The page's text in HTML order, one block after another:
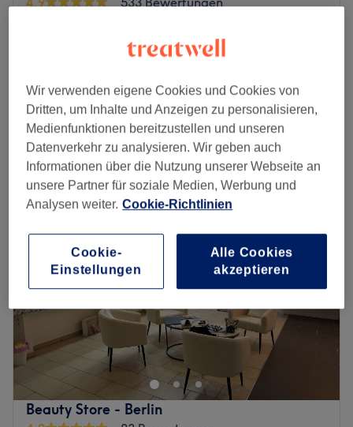
Gesichtsbehandlung - Aquafacial
Aquafacial & Microneedling
1 Std.
139 €
Schnellansicht Saloninfos
Montag 10:00–20:00
Dienstag
10:00– 20:00
Mittwoch
Freitag
10:00–19:00
Samstag
10:00–16:00
Sonntag
Aufgepasst, ein echter Geheimtipp ist das Kosmetikstudio
Kireva Kosmetik in Schöneberg. Nach einer individuellen
Beratung kannst du zwischen verschiedenen pflegenden
Gesichtsbehandlungen wählen. Garantiert wirst du
Kireva nicht ohne einen tollen Glow verlassen.
Beauty Store - Berlin
Wir verwenden eigene Cookies und Cookies von
Dritten, um Inhalte und Anzeigen zu personalisieren,
Medienfunktionen bereitzustellen und unseren
Datenverkehr zu analysieren. Wir geben auch
Informationen über die Nutzung unserer Webseite an
unsere Partner für soziale Medien, Werbung und
Analysen weiter. Cookie-Richtlinien
Cookie-
Einstellungen
Alle Cookies
akzeptieren